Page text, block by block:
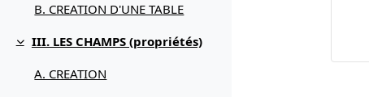
B. CREATION D'UNE TABLE
Replier
III. LES CHAMPS (propriétés)
A. CREATION